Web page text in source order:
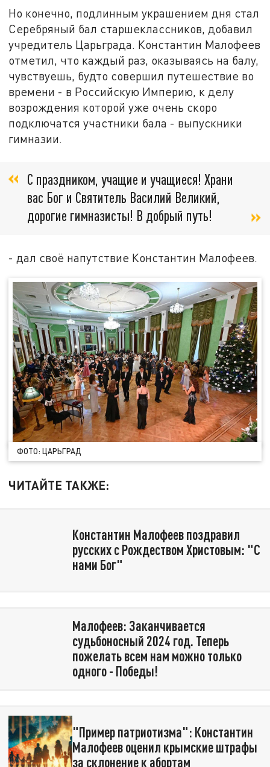
Но конечно, подлинным украшением дня стал
Серебряный бал старшеклассников, добавил
учредитель Царьграда. Константин Малофеев
отметил, что каждый раз, оказываясь на балу,
чувствуешь, будто совершил путешествие во
времени - в Российскую Империю, к делу
возрождения которой уже очень скоро
подключатся участники бала - выпускники
гимназии.
С праздником, учащие и учащиеся! Храни
вас Бог и Святитель Василий Великий,
дорогие гимназисты! В добрый путь!
- дал своё напутствие Константин Малофеев.
ФОТО: ЦАРЬГРАД
ЧИТАЙТЕ ТАКЖЕ:
Константин Малофеев поздравил
русских с Рождеством Христовым: "С
нами Бог"
Малофеев: Заканчивается
судьбоносный 2024 год. Теперь
пожелать всем нам можно только
одного - Победы!
"Пример патриотизма": Константин
Малофеев оценил крымские штрафы
за склонение к абортам